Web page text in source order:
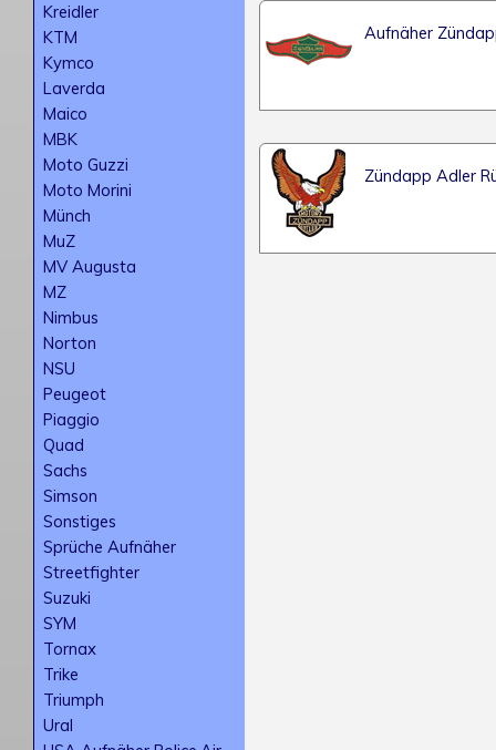
Kreidler
KTM
Kymco
Laverda
Maico
MBK
Moto Guzzi
Moto Morini
Münch
MuZ
MV Augusta
MZ
Nimbus
Norton
NSU
Peugeot
Piaggio
Quad
Sachs
Simson
Sonstiges
Sprüche Aufnäher
Streetfighter
Suzuki
SYM
Tornax
Trike
Triumph
Ural
Aufnäher
Zündapp Adler